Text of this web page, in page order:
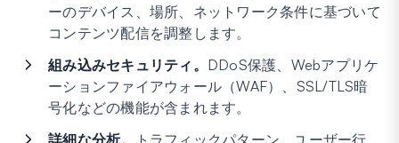
ーのデバイス、場所、ネットワーク条件に基づいて
コンテンツ配信を調整します。
組み込みセキュリティ。 DDoS保護、Webアプリケ
ーションファイアウォール（WAF）、SSL/TLS暗
号化などの機能が含まれます。
詳細な分析。
トラフィックパターン、ユーザー行